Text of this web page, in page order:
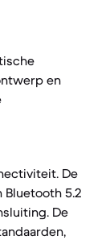
en
De
Bluetooth 5.2
De